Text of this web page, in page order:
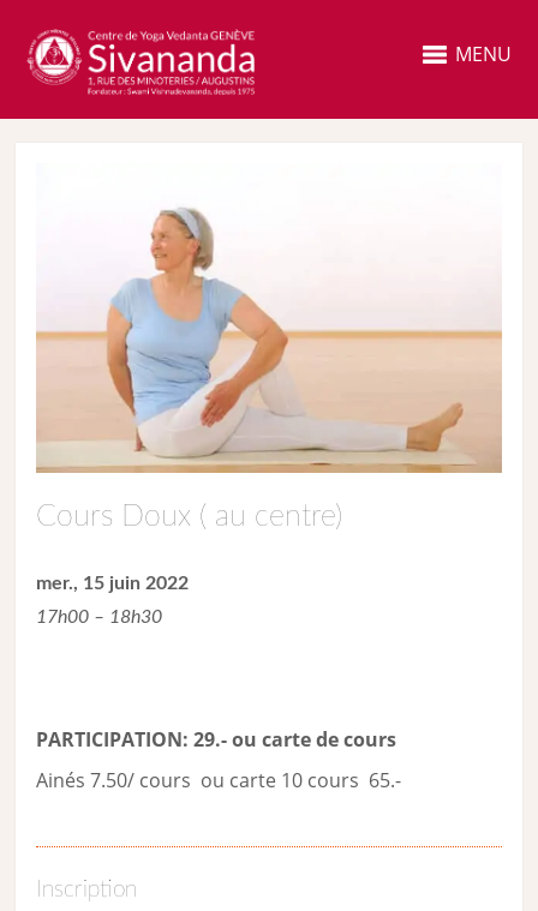
MENU
Cours Doux ( au centre)
mer., 15 juin 2022
17h00 – 18h30
PARTICIPATION: 29.- ou carte de cours
Ainés 7.50/ cours ou carte 10 cours 65.-
Inscription